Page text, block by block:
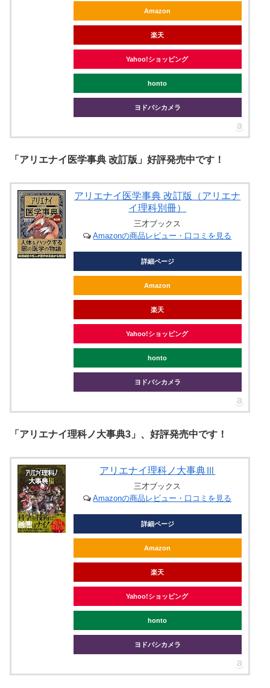
Amazon
楽天
Yahoo!ショッピング
honto
ヨドバシカメラ
「アリエナイ医学事典 改訂版」好評発売中です！
アリエナイ医学事典 改訂版（アリエナ
イ理科別冊）
三才ブックス
Amazonの商品レビュー・口コミを見る
詳細ページ
Amazon
楽天
Yahoo!ショッピング
honto
ヨドバシカメラ
「アリエナイ理科ノ大事典3」、好評発売中です！
アリエナイ理科ノ大事典Ⅲ
三才ブックス
Amazonの商品レビュー・口コミを見る
詳細ページ
Amazon
楽天
Yahoo!ショッピング
honto
ヨドバシカメラ